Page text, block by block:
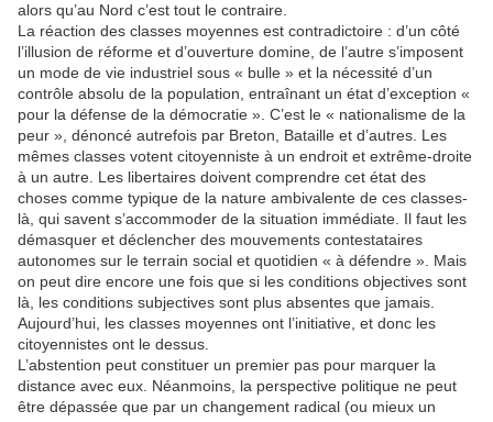
alors qu’au Nord c’est tout le contraire.
La réaction des classes moyennes est contradictoire : d’un côté
l’illusion de réforme et d’ouverture domine, de l’autre s’imposent
un mode de vie industriel sous « bulle » et la nécessité d’un
contrôle absolu de la population, entraînant un état d’exception «
pour la défense de la démocratie ». C’est le « nationalisme de la
peur », dénoncé autrefois par Breton, Bataille et d’autres. Les
mêmes classes votent citoyenniste à un endroit et extrême-droite
à un autre. Les libertaires doivent comprendre cet état des
choses comme typique de la nature ambivalente de ces classes-
là, qui savent s’accommoder de la situation immédiate. Il faut les
démasquer et déclencher des mouvements contestataires
autonomes sur le terrain social et quotidien « à défendre ». Mais
on peut dire encore une fois que si les conditions objectives sont
là, les conditions subjectives sont plus absentes que jamais.
Aujourd’hui, les classes moyennes ont l’initiative, et donc les
citoyennistes ont le dessus.
L’abstention peut constituer un premier pas pour marquer la
distance avec eux. Néanmoins, la perspective politique ne peut
être dépassée que par un changement radical (ou mieux un